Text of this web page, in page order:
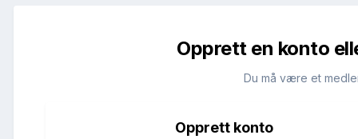
Opprett en konto
Du må være et
Opprett konto